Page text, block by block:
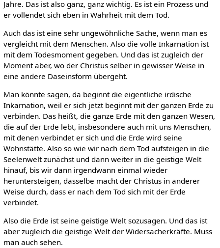
Jahre. Das ist also ganz, ganz wichtig. Es ist ein Prozess und
er vollendet sich eben in Wahrheit mit dem Tod.
Auch das ist eine sehr ungewöhnliche Sache, wenn man es
vergleicht mit dem Menschen. Also die volle Inkarnation ist
mit dem Todesmoment gegeben. Und das ist zugleich der
Moment aber, wo der Christus selber in gewisser Weise in
eine andere Daseinsform übergeht.
Man könnte sagen, da beginnt die eigentliche irdische
Inkarnation, weil er sich jetzt beginnt mit der ganzen Erde zu
verbinden. Das heißt, die ganze Erde mit den ganzen Wesen,
die auf der Erde lebt, insbesondere auch mit uns Menschen,
mit denen verbindet er sich und die Erde wird seine
Wohnstätte. Also so wie wir nach dem Tod aufsteigen in die
Seelenwelt zunächst und dann weiter in die geistige Welt
hinauf, bis wir dann irgendwann einmal wieder
heruntersteigen, dasselbe macht der Christus in anderer
Weise durch, dass er nach dem Tod sich mit der Erde
verbindet.
Also die Erde ist seine geistige Welt sozusagen. Und das ist
aber zugleich die geistige Welt der Widersacherkräfte. Muss
man auch sehen.